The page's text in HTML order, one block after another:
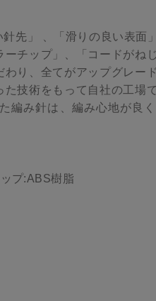
先」 、「滑りの良い表面
チップ」、「コードがね
り、全てがアップグレー
技術をもって自社の工場
編み針は、編み心地が良
プ:ABS樹脂